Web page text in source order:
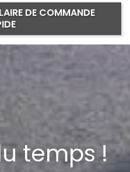
DE COMMANDE
temps !